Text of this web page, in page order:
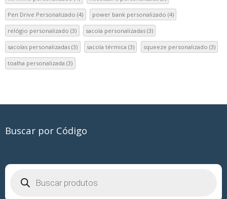
Pen Drive Personalizado (4) power bank personalizado (4)
relógio personalizado (3) sacola personalizadas (3)
sacolas personalizadas (3) sacola térmica (3) squeeze personalizado (3)
toalha personalizada (3)
Buscar por Código
produtos